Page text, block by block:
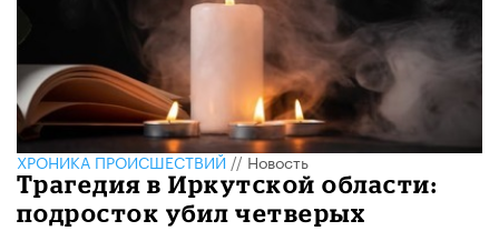
ХРОНИКА ПРОИСШЕСТВИЙ//Новость
Трагедия в Иркутской области:
подросток убил четверых